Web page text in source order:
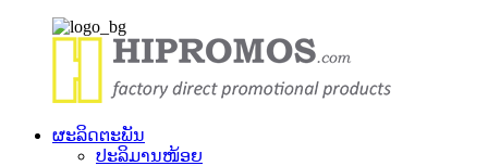
ຜະລິດຕະພັນ
ປະລິມານໜ້ອຍ